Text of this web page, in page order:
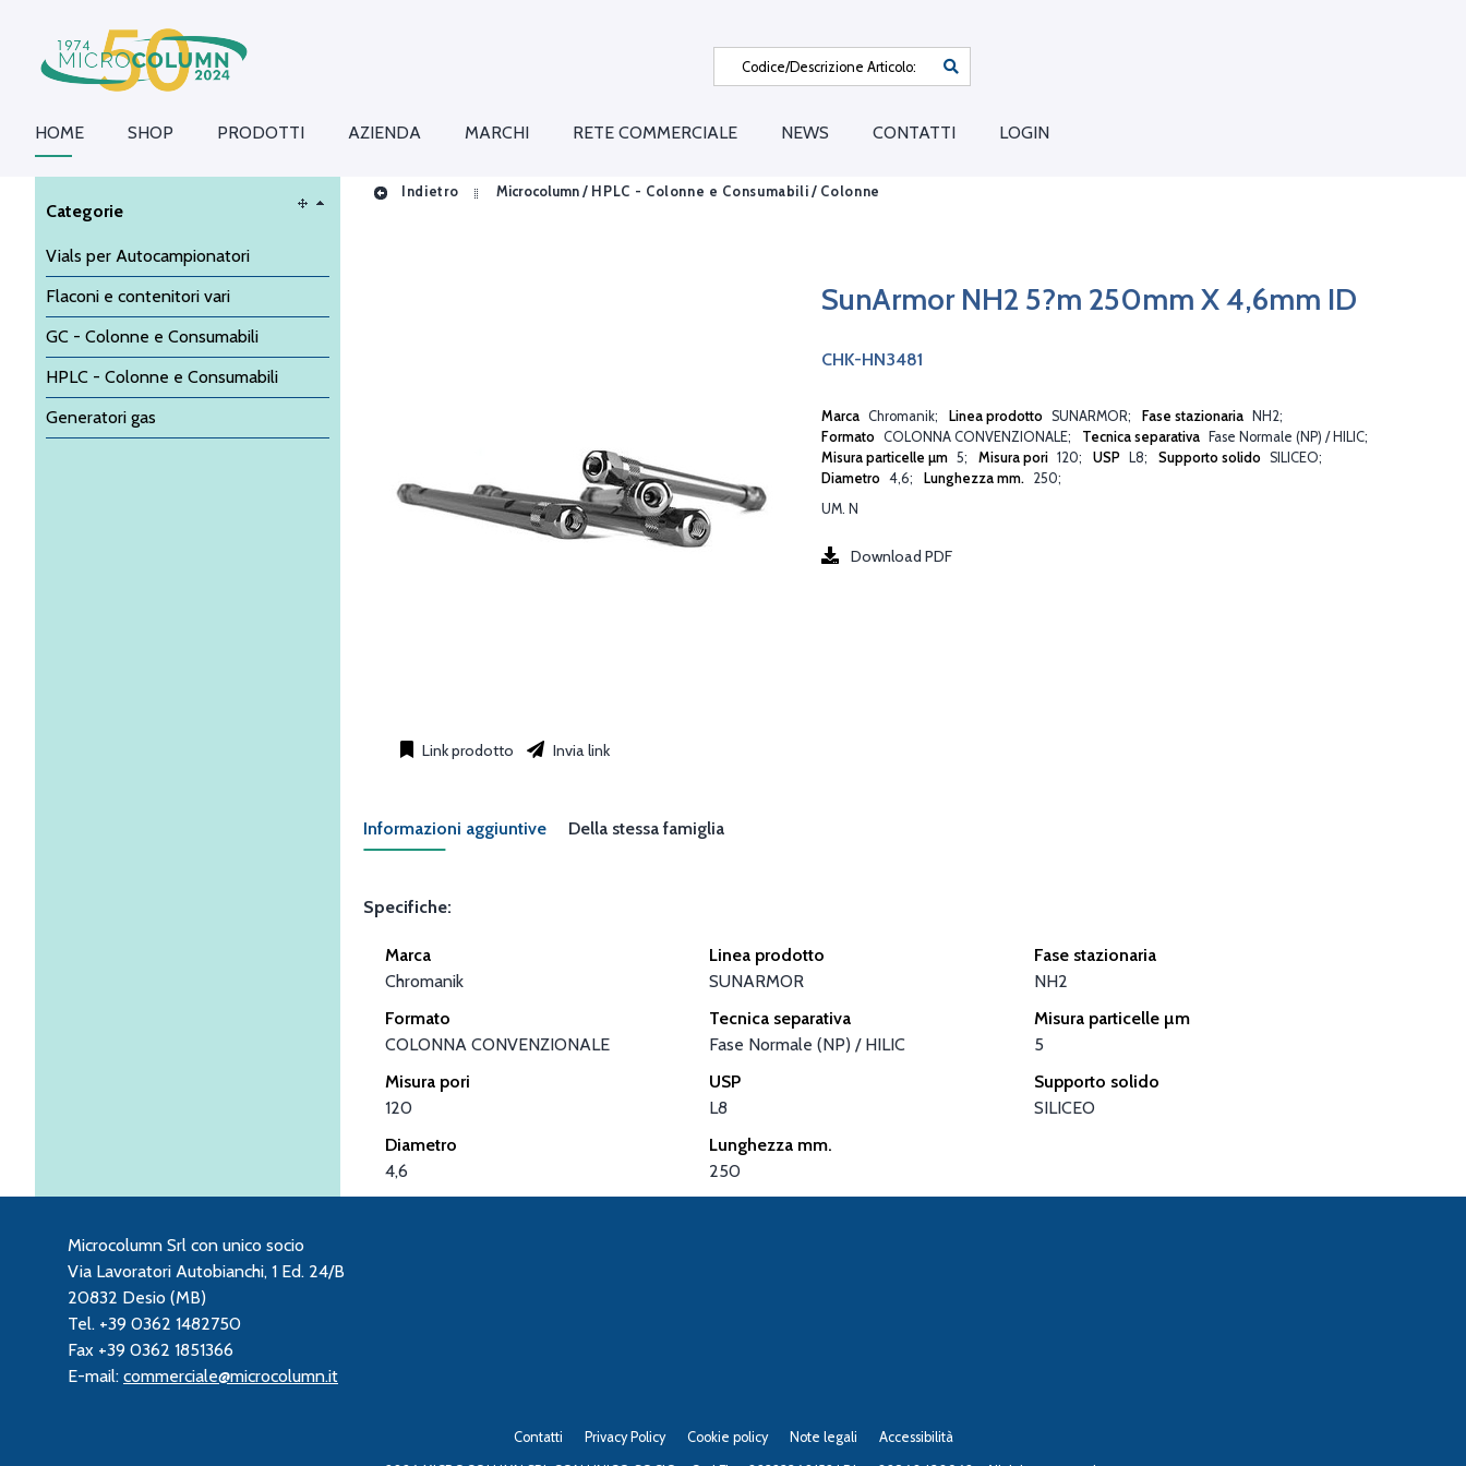
HOME SHOP PRODOTTI AZIENDA MARCHI RETE COMMERCIALE NEWS CONTATTI LOGIN
Categorie
Vials per Autocampionatori
Flaconi e contenitori vari
GC - Colonne e Consumabili
HPLC - Colonne e Consumabili
Generatori gas
Indietro Microcolumn / HPLC - Colonne e Consumabili / Colonne
SunArmor NH2 5?m 250mm X 4,6mm ID
CHK-HN3481
Marca Chromanik Linea prodotto SUNARMOR Fase stazionaria
NH2
Formato COLONNA CONVENZIONALE Tecnica separativa
Fase Normale (NP) / HILIC
Misura particelle µm 5 Misura pori 120 USP L8 Supporto solido SILICEO
Diametro 4,6 Lunghezza mm.
250
UM. N
Download PDF
Link prodotto Invia link
Informazioni aggiuntive Della stessa famiglia
Specifiche:
Marca
Chromanik
Linea prodotto
SUNARMOR
Fase stazionaria
NH2
Formato
COLONNA CONVENZIONALE
Tecnica separativa
Fase Normale (NP) / HILIC
Misura particelle µm
5
Misura pori
120
USP
L8
Supporto solido
SILICEO
Diametro
4,6
Lunghezza mm.
250
Microcolumn Srl con unico socio
Via Lavoratori Autobianchi, 1 Ed. 24/B
20832 Desio (MB)
Tel. +39 0362 1482750
Fax +39 0362 1851366
E-mail: commerciale@microcolumn.it
Contatti Privacy Policy Cookie policy Note legali Accessibilità